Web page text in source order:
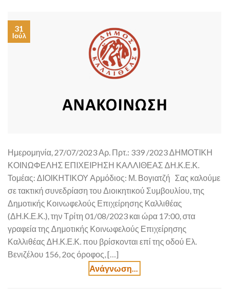
31
Ιούλ
Ημερομηνία, 27/07/2023 Αρ. Πρτ.: 339 /2023 ΔΗΜΟΤΙΚΗ
ΚΟΙΝΩΦΕΛΗΣ ΕΠΙΧΕΙΡΗΣΗ ΚΑΛΛΙΘΕΑΣ ΔΗ.Κ.Ε.Κ.
Τομέας: ΔΙΟΙΚΗΤΙΚΟΥ Αρμόδιος: Μ. Βογιατζή Σας καλούμε
σε τακτική συνεδρίαση του Διοικητικού Συμβουλίου, της
Δημοτικής Κοινωφελούς Επιχείρησης Καλλιθέας
(ΔΗ.Κ.Ε.Κ.), την Τρίτη 01/08/2023 και ώρα 17:00, στα
γραφεία της Δημοτικής Κοινωφελούς Επιχείρησης
Καλλιθέας ΔΗ.Κ.Ε.Κ. που βρίσκονται επί της οδού Ελ.
Βενιζέλου 156, 2ος όροφος, […]